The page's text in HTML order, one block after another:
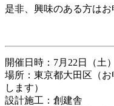
是非、興味のある方はお
開催日時：7月22日（土
場所：東京都大田区（
します）
設計施工：創建舎